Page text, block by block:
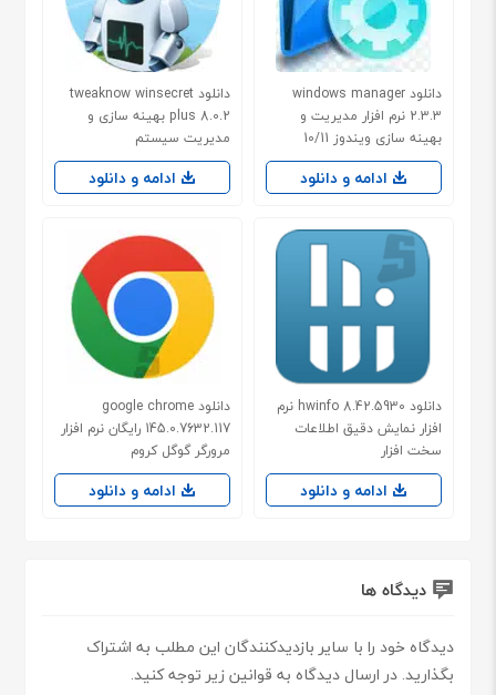
دانلود windows manager
2.3.3 نرم افزار مدیریت و
بهینه سازی ویندوز 10/11
ادامه و دانلود
دانلود tweaknow winsecret
plus 8.0.2 بهینه سازی و
مدیریت سیستم
ادامه و دانلود
دانلود hwinfo 8.42.5930 نرم
افزار نمایش دقیق اطلاعات
سخت افزار
ادامه و دانلود
دانلود google chrome
145.0.7632.117 رایگان نرم افزار
مرورگر گوگل کروم
ادامه و دانلود
دیدگاه ها
دیدگاه خود را با سایر بازدیدکنندگان این مطلب به اشتراک
بگذارید. در ارسال دیدگاه به قوانین زیر توجه کنید.